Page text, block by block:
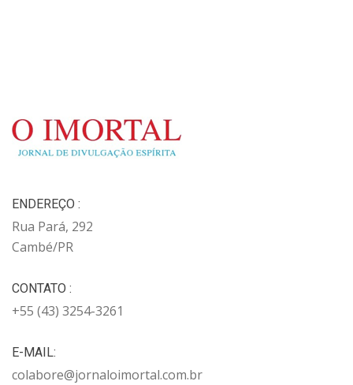
ENDEREÇO :
Rua Pará, 292
Cambé/PR
CONTATO :
+55 (43) 3254-3261
E-MAIL:
colabore@jornaloimortal.com.br